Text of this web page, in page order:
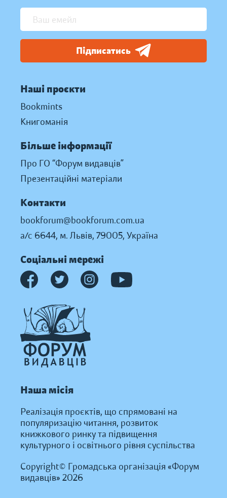
Підписатись
Наші проєкти
Bookmints
Книгоманія
Більше інформації
Про ГО “Форум видавців”
Презентаційні матеріали
Контакти
bookforum@bookforum.com.ua
а/с 6644, м. Львів, 79005, Україна
Соціальні мережі
Наша місія
Реалізація проєктів, що спрямовані на
популяризацію читання, розвиток
книжкового ринку та підвищення
культурного і освітнього рівня суспільства
Copyright© Громадська організація «Форум
видавців» 2026